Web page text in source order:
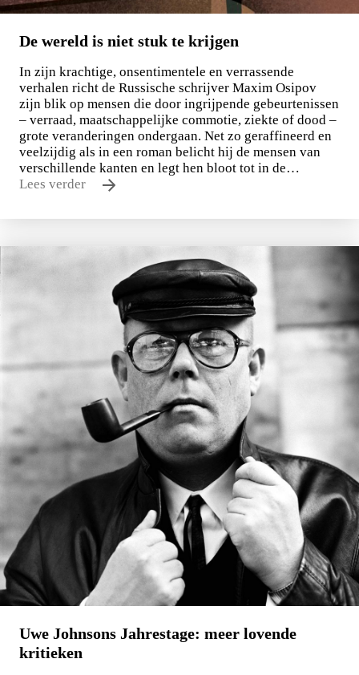
Maxim Osipov
De wereld is niet stuk te krijgen
€ 15,00
LEES MEER
De wereld is niet stuk te krijgen
In zijn krachtige, onsentimentele en verrassende
verhalen richt de Russische schrijver Maxim Osipov
zijn blik op mensen die door ingrijpende gebeurtenissen
– verraad, maatschappelijke commotie, ziekte of dood –
grote veranderingen ondergaan. Net zo geraffineerd en
veelzijdig als in een roman belicht hij de mensen van
verschillende kanten en legt hen bloot tot in de…
Lees verder
Uwe Johnsons Jahrestage: meer lovende
kritieken